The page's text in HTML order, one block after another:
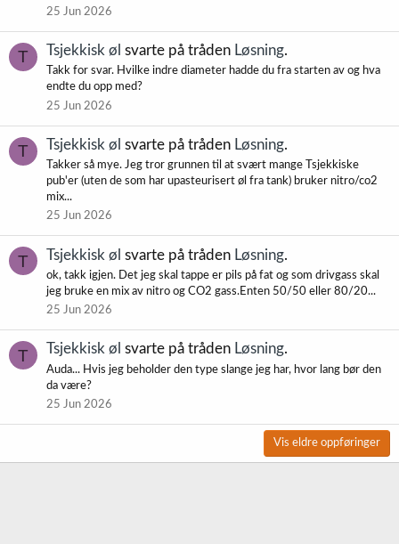
25 Jun 2026
T Tsjekkisk øl svarte på tråden Løsning.
Takk for svar. Hvilke indre diameter hadde du fra starten av og hva
endte du opp med?
25 Jun 2026
T Tsjekkisk øl svarte på tråden Løsning.
Takker så mye. Jeg tror grunnen til at svært mange Tsjekkiske
pub'er (uten de som har upasteurisert øl fra tank) bruker nitro/co2
mix...
25 Jun 2026
T Tsjekkisk øl svarte på tråden Løsning.
ok, takk igjen. Det jeg skal tappe er pils på fat og som drivgass skal
jeg bruke en mix av nitro og CO2 gass.Enten 50/50 eller 80/20...
25 Jun 2026
T Tsjekkisk øl svarte på tråden Løsning.
Auda... Hvis jeg beholder den type slange jeg har, hvor lang bør den
da være?
25 Jun 2026
Vis eldre oppføringer